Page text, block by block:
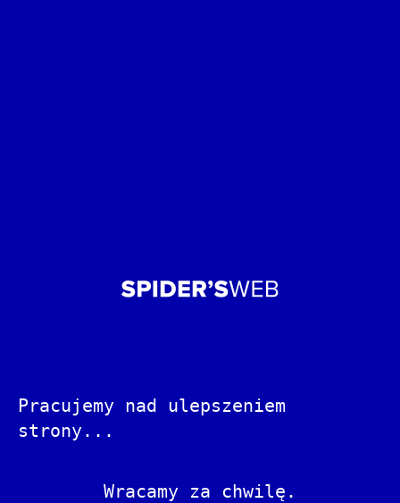
Pracujemy nad ulepszeniem
strony...
Wracamy za chwilę.